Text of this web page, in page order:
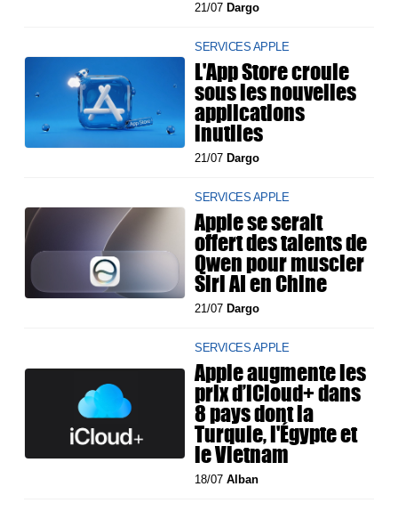
21/07 Dargo
SERVICES APPLE
L'App Store croule
sous les nouvelles
applications
inutiles
21/07 Dargo
SERVICES APPLE
Apple se serait
offert des talents de
Qwen pour muscler
Siri AI en Chine
21/07 Dargo
SERVICES APPLE
Apple augmente les
prix d’iCloud+ dans
8 pays dont la
Turquie, l'Égypte et
le Vietnam
18/07Alban